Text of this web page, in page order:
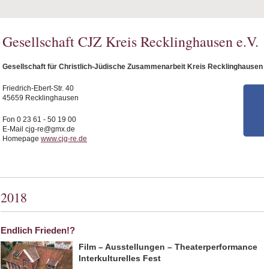
Gesellschaft CJZ Kreis Recklinghausen e.V.
Gesellschaft für Christlich-Jüdische Zusammenarbeit Kreis Recklinghausen
Friedrich-Ebert-Str. 40
45659 Recklinghausen
Fon 0 23 61 - 50 19 00
E-Mail cjg-re@gmx.de
Homepage www.cjg-re.de
2018
Endlich Frieden!?
Film – Ausstellungen – Theaterperformance
Interkulturelles Fest